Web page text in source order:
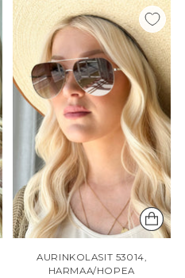
AURINKOLASIT 53014,
HARMAA/HOPEA